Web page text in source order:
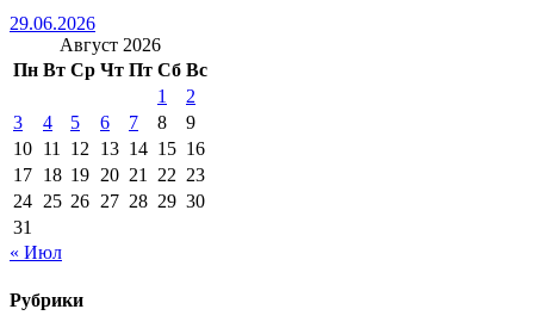
29.06.2026
Август 2026
Пн Вт Ср Чт Пт Сб Вс
1
2
3
4 5 6 7 8
9
10 11 12 13 14 15 16
17 18 19 20 21 22 23
24 25 26 27 28 29 30
31
« Июл
Рубрики